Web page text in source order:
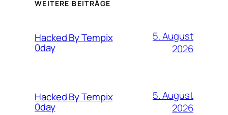
WEITERE BEITRÄGE
Hacked By Tempix
0day
5. August
2026
Hacked By Tempix
0day
5. August
2026